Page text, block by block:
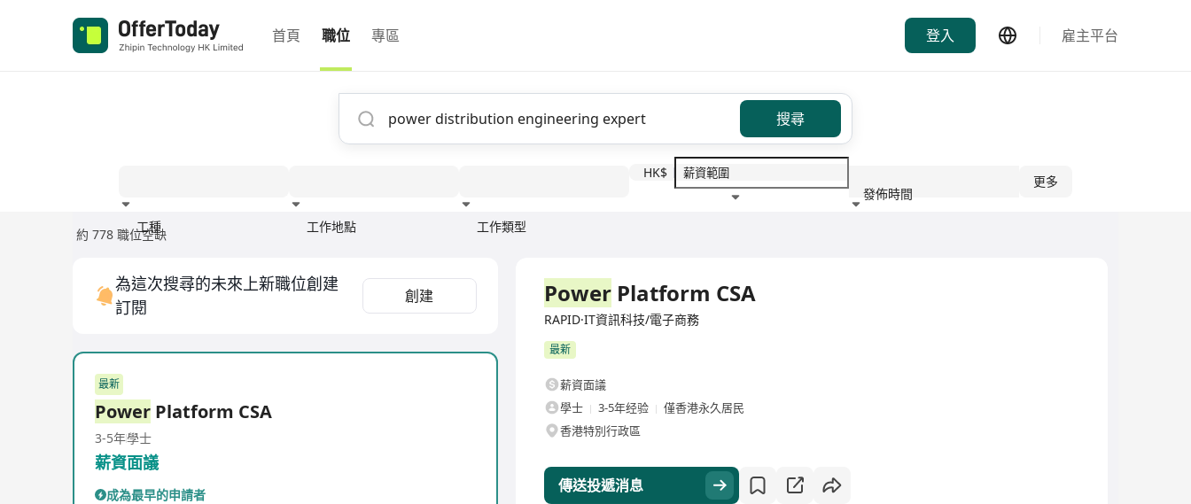
首頁 職位 專區 登入 雇主平台
搜尋
工種 工作地點 工作類型
HK$
發佈時間
更多
約 778 職位空缺
為這次搜尋的未來上新職位創建
訂閱
創建
最新
Power Platform CSA
3-5年學士
薪資面議
成為最早的申請者
Power Platform CSA
RAPID·IT資訊科技/電子商務
最新
薪資面議
學士
3-5年经验
僅香港永久居民
香港特別行政區
傳送投遞消息